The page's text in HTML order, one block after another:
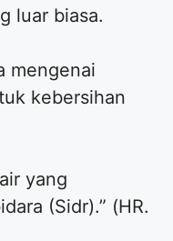
luar biasa.
mengenai
kebersihan
yang
(Sidr).” (HR.